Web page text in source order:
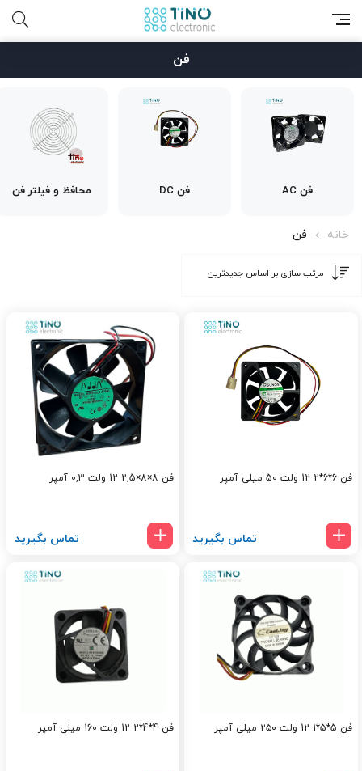
فن
فن AC فن DC محافظ و فیلتر فن
خانه فن
فن 6*6*2 12 ولت 50 میلی آمپر
تماس بگیرید
فن 8×8×2,5 12 ولت 0,3 آمپر
تماس بگیرید
فن 5*5*1 12 ولت ۲۵۰ میلی آمپر فن 4*4*2 12 ولت 160 میلی آمپر